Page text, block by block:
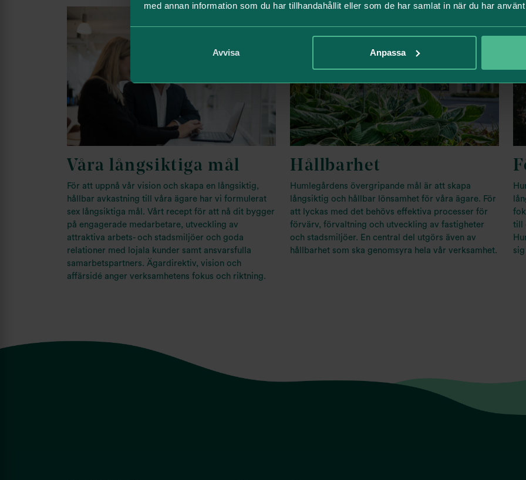
med annan information som du har tillhandahållit eller som de har samlat in när du har
Avvisa Anpassa
Våra långsiktiga mål
För att uppnå vår vision och skapa en långsiktig,
hållbar avkastning till våra ägare har vi formulerat
sex långsiktiga mål. Vårt recept för att nå dit bygger
på engagerade medarbetare, utveckling av
attraktiva arbets- och stadsmiljöer och goda
relationer med lojala kunder samt ansvarsfulla
samarbetspartners. Ägardirektiv, vision och
affärsidé anger verksamhetens fokus och riktning.
Hållbarhet
Humlegårdens övergripande mål är att skapa
långsiktig och hållbar lönsamhet för våra ägare. För
att lyckas med det behövs effektiva processer för
förvärv, förvaltning och utveckling av fastigheter
och stadsmiljöer. En central del utgörs även av
hållbarhet som ska genomsyra hela vår verksamhet.
till